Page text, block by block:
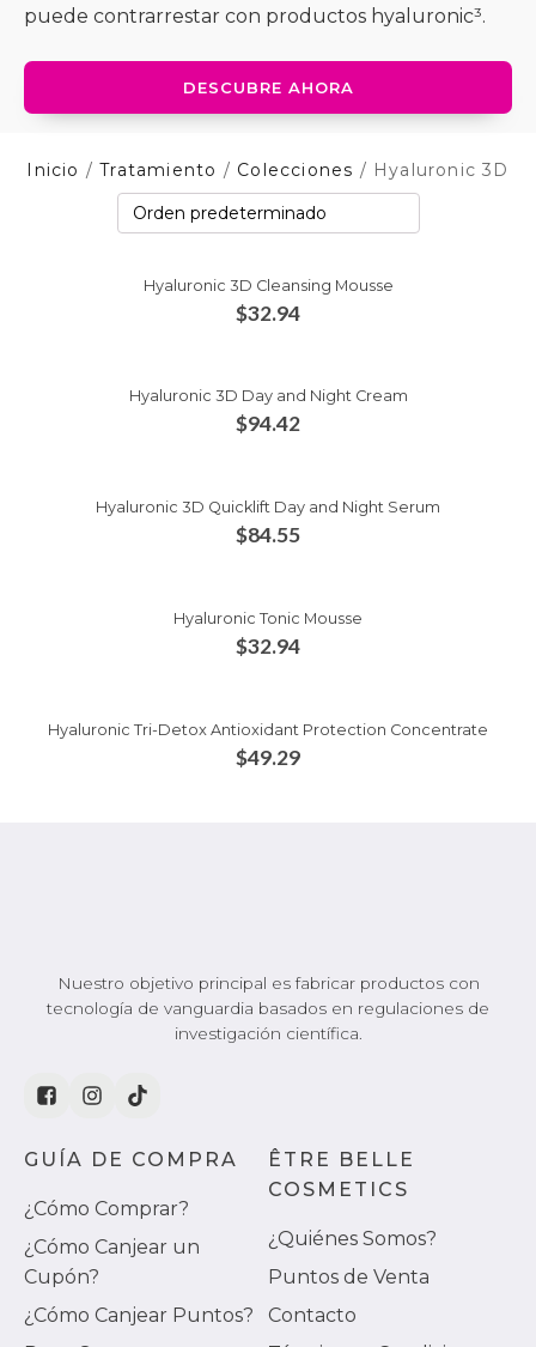
puede contrarrestar con productos hyaluronic³.
DESCUBRE AHORA
Inicio /Tratamiento / Colecciones / Hyaluronic 3D
Hyaluronic 3D Cleansing Mousse
$32.94
Hyaluronic 3D Day and Night Cream
$94.42
Hyaluronic 3D Quicklift Day and Night Serum
$84.55
Hyaluronic Tonic Mousse
$32.94
Hyaluronic Tri-Detox Antioxidant Protection Concentrate
$49.29
Nuestro objetivo principal es fabricar productos con
tecnología de vanguardia basados en regulaciones de
investigación científica.
GUÍA DE COMPRA
¿Cómo Comprar?
¿Cómo Canjear un
Cupón?
¿Cómo Canjear Puntos?
ÊTRE BELLE
COSMETICS
¿Quiénes Somos?
Puntos de Venta
Contacto